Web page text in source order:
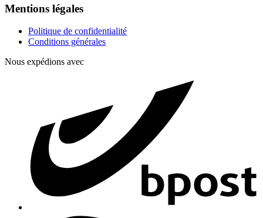
Mentions légales
Politique de confidentialité
Conditions générales
Nous expédions avec